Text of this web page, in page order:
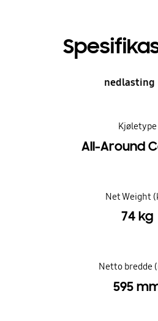
nedlasting
Kjøletype
All-Around
Net Weight
74 kg
Netto bredde
595